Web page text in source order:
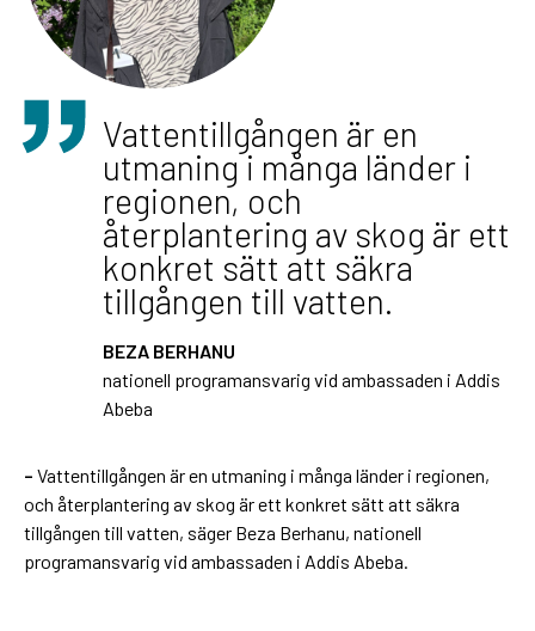
Vattentillgången är en
utmaning i många länder i
regionen, och
återplantering av skog är ett
konkret sätt att säkra
tillgången till vatten.
BEZA BERHANU
nationell programansvarig vid ambassaden i Addis
Abeba
– Vattentillgången är en utmaning i många länder i regionen,
och återplantering av skog är ett konkret sätt att säkra
tillgången till vatten, säger Beza Berhanu, nationell
programansvarig vid ambassaden i Addis Abeba.